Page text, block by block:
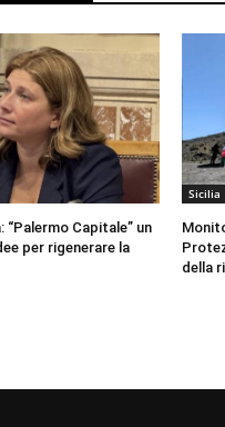
“Palermo Capitale” un
per rigenerare la
Sicilia
della